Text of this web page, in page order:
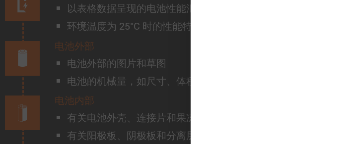
以表格数据呈现的电池性能汇总
环境温度为 25°C 时的性能特性图
电池外部
电池外部的图片和草图
电池的机械量，如尺寸、体积和质量
电池内部
有关电池外壳、连接片和果冻卷的详细信息
有关阳极板、阴极板和分离层的详细信息